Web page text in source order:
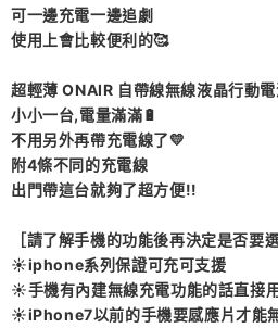
可一邊充電一邊追劇
使用上會比較便利的🥰
超輕薄 ONAIR 自帶線無線液晶行動
小小一台,電量滿滿🔋
不用另外再帶充電線了💛
附4條不同的充電線
出門帶這台就夠了超方便!!
［請了解手機的功能後再決定是否要選
☀️iphone系列保證可充可支援
☀️手機有內建無線充電功能的話直接
☀️iPhone7以前的手機要感應片才能